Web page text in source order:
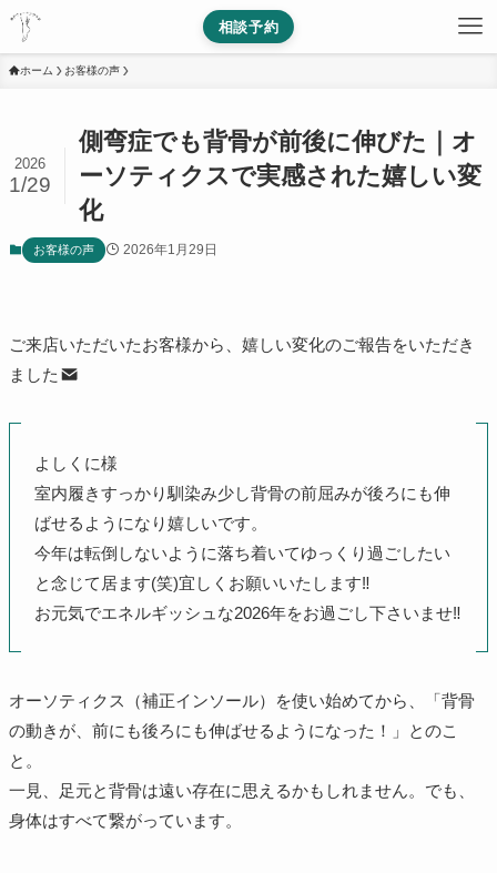
相談予約
ホーム お客様の声
側弯症でも背骨が前後に伸びた｜オ
ーソティクスで実感された嬉しい変
化
2026
1/29
お客様の声 2026年1月29日
ご来店いただいたお客様から、嬉しい変化のご報告をいただき
ました
よしくに様
室内履きすっかり馴染み少し背骨の前屈みが後ろにも伸
ばせるようになり嬉しいです。
今年は転倒しないように落ち着いてゆっくり過ごしたい
と念じて居ます(笑)宜しくお願いいたします‼️
お元気でエネルギッシュな2026年をお過ごし下さいませ‼️
​オーソティクス（補正インソール）を使い始めてから、「背骨
の動きが、前にも後ろにも伸ばせるようになった！」とのこ
と。
​一見、足元と背骨は遠い存在に思えるかもしれません。でも、
身体はすべて繋がっています。